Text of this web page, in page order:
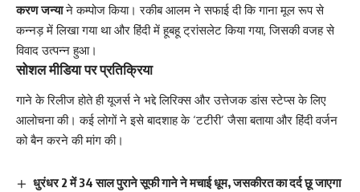
करण जन्याने कम्पोज किया। रकीब आलम ने सफाई दी कि गाना मूल रूप से
कन्नड़ में लिखा गया था और हिंदी में हूबहू ट्रांसलेट किया गया, जिसकी वजह से
विवाद उत्पन्न हुआ।
सोशल मीडिया पर प्रतिक्रिया
गाने के रिलीज होते ही यूजर्स ने भद्दे लिरिक्स और उत्तेजक डांस स्टेप्स के लिए
आलोचना की। कई लोगों ने इसे बादशाह के ‘टटीरी’ जैसा बताया और हिंदी वर्जन
को बैन करने की मांग की।
धुरंधर 2 में 34 साल पुराने सूफी गाने ने मचाई धूम, जसकीरत का दर्द छू जाएगा